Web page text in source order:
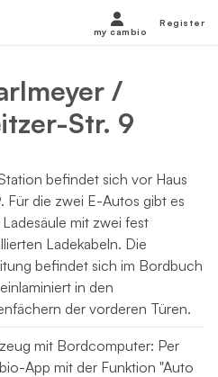
/
Str. 9
befindet sich vor Haus
Für die zwei E-Autos gibt es
mit zwei fest
Ladekabeln. Die
befindet sich im Bordbuch
in den
der vorderen Türen.
mit Bordcomputer: Per
App mit der Funktion "Auto
my cambio
Register